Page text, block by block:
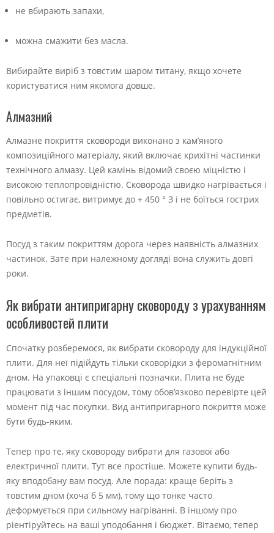
не вбирають запахи,
можна смажити без масла.
Вибирайте виріб з товстим шаром титану, якщо хочете
користуватися ним якомога довше.
Алмазний
Алмазне покриття сковороди виконано з кам’яного
композиційного матеріалу, який включає крихітні частинки
технічного алмазу. Цей камінь відомий своєю міцністю і
високою теплопровідністю. Сковорода швидко нагрівається і
повільно остигає, витримує до + 450 ° З і не боїться гострих
предметів.
Посуд з таким покриттям дорога через наявність алмазних
частинок. Зате при належному догляді вона служить довгі
роки.
Як вибрати антипригарну сковороду з урахуванням
особливостей плити
Спочатку розберемося, як вибрати сковороду для індукційної
плити. Для неї підійдуть тільки сковорідки з феромагнітним
дном. На упаковці є спеціальні позначки. Плита не буде
працювати з іншим посудом, тому обов’язково перевірте цей
момент під час покупки. Вид антипригарного покриття може
бути будь-яким.
Тепер про те, яку сковороду вибрати для газової або
електричної плити. Тут все простіше. Можете купити будь-
яку вподобану вам посуд. Але порада: краще беріть з
товстим дном (хоча б 5 мм), тому що тонке часто
деформується при сильному нагріванні. В іншому про
ріентіруйтесь на ваші уподобання і бюджет. Вітаємо, тепер